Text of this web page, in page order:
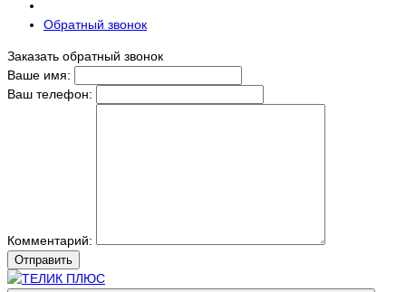
Обратный звонок
Заказать обратный звонок
Ваше имя:
Ваш телефон:
Комментарий:
Отправить